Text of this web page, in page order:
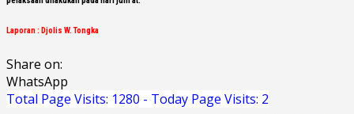
Laporan : Djolis W. Tongka
Share on:
WhatsApp
Total Page Visits: 1280 - Today Page Visits: 2